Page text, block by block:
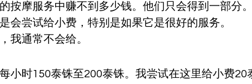
按摩服务中赚不到多少钱。他们只会得到一部分。
会尝试给小费，特别是如果它是很好的服务。
我通常不会给。
小时150泰铢至200泰铢。我尝试在这里给小费20